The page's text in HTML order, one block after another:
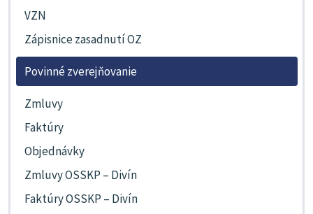
VZN
Zápisnice zasadnutí OZ
Povinné zverejňovanie
Zmluvy
Faktúry
Objednávky
Zmluvy OSSKP – Divín
Faktúry OSSKP – Divín